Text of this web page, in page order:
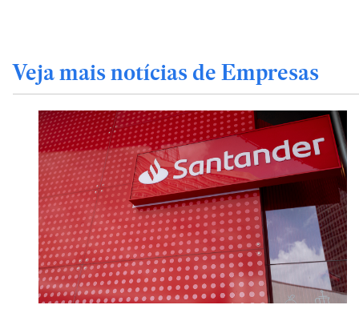
Veja mais notícias de Empresas